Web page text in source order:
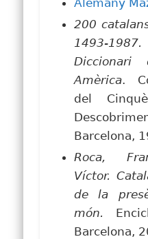
200
1493-
Amèrica.
del
Barcelona,
Roca,
Víctor.
de la
món.
Barcelona,